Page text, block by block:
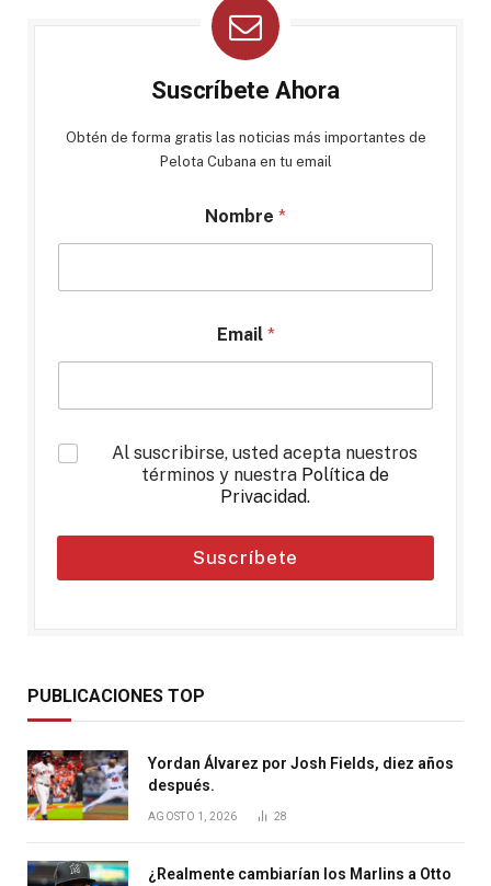
Suscríbete Ahora
Obtén de forma gratis las noticias más importantes de
Pelota Cubana en tu email
Nombre *
Email *
*
Al suscribirse, usted acepta nuestros
términos y nuestra Política de
Privacidad.
Suscríbete
PUBLICACIONES TOP
Yordan Álvarez por Josh Fields, diez años
después.
AGOSTO 1, 2026 28
¿Realmente cambiarían los Marlins a Otto